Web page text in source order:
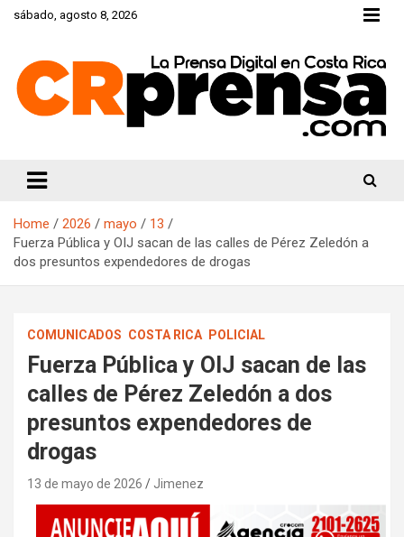
Skipsábado, agosto 8, 2026
Home 2026 mayo
13
Fuerza Pública y OIJ sacan de las calles de Pérez Zeledón a
dos presuntos expendedores de drogas
COMUNICADOS COSTA RICA POLICIAL
Fuerza Pública y OIJ sacan de las
calles de Pérez Zeledón a dos
presuntos expendedores de
drogas
13 de mayo de 2026 Jimenez